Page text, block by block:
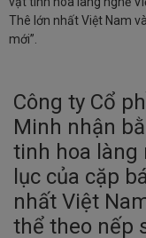
Thê lớn nhất Việt Nam
mới”.
Công ty Cổ
Minh nhận
tinh hoa làng
lục của cặp
nhất Việt
thể theo nếp